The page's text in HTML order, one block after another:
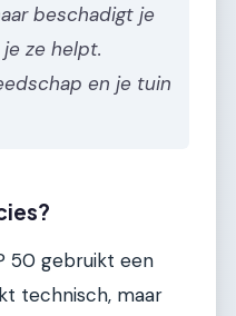
beschadigt je
ze helpt.
en je tuin
50 gebruikt een
technisch, maar